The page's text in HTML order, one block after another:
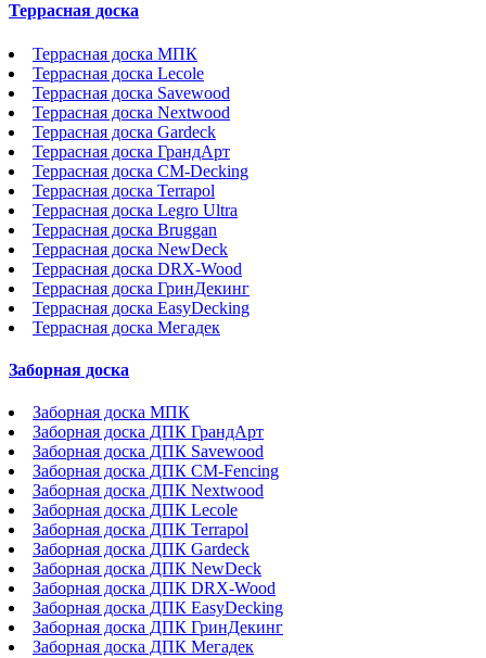
Террасная доска
Террасная доска МПК
Террасная доска Lecole
Террасная доска Savewood
Террасная доска Nextwood
Террасная доска Gardeck
Террасная доска ГрандАрт
Террасная доска CM-Decking
Террасная доска Terrapol
Террасная доска Legro Ultra
Террасная доска Bruggan
Террасная доска NewDeck
Террасная доска DRX-Wood
Террасная доска ГринДекинг
Террасная доска EasyDecking
Террасная доска Мегадек
Заборная доска
Заборная доска МПК
Заборная доска ДПК ГрандАрт
Заборная доска ДПК Savewood
Заборная доска ДПК CM-Fencing
Заборная доска ДПК Nextwood
Заборная доска ДПК Lecole
Заборная доска ДПК Terrapol
Заборная доска ДПК Gardeck
Заборная доска ДПК NewDeck
Заборная доска ДПК DRX-Wood
Заборная доска ДПК EasyDecking
Заборная доска ДПК ГринДекинг
Заборная доска ДПК Мегадек